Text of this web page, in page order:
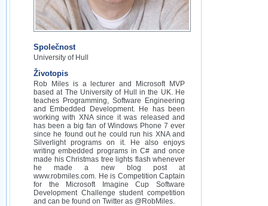
Společnost
University of Hull
Životopis
Rob Miles is a lecturer and Microsoft MVP
based at The University of Hull in the UK. He
teaches Programming, Software Engineering
and Embedded Development. He has been
working with XNA since it was released and
has been a big fan of Windows Phone 7 ever
since he found out he could run his XNA and
Silverlight programs on it. He also enjoys
writing embedded programs in C# and once
made his Christmas tree lights flash whenever
he made a new blog post at
www.robmiles.com. He is Competition Captain
for the Microsoft Imagine Cup Software
Development Challenge student competition
and can be found on Twitter as @RobMiles.